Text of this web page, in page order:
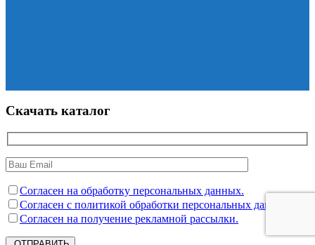
Скачать каталог
Согласен на обработку персональных данных.
Согласен с политикой обработки персональных данных.
Согласен на получение рекламной рассылки.